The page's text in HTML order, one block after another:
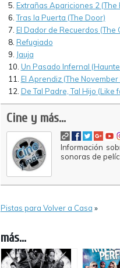
Extrañas Apariciones 2
Tras la Puerta (The Door)
El Dador de Recuerdos (The
Refugiado
Jauja
Un Pasado Infernal
El Aprendiz (The November
De Tal Padre, Tal Hijo (Like
Cine y más...
Información
sonoras de
Pistas para Volver a Casa »
más...